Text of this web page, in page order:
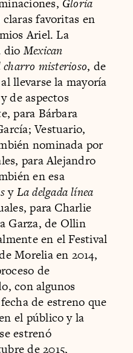
Gloria
favoritas en
Ariel. La
dioMexican
charro misterioso, de
llevarse la mayoría
de aspectos
para Bárbara
Vestuario,
nominada por
para Alejandro
en esa
yLa delgada línea
para Charlie
Garza, de Ollin
en el Festival
Morelia en 2014,
de
con algunos
de estreno que
el público y la
estrenó
de 2015,